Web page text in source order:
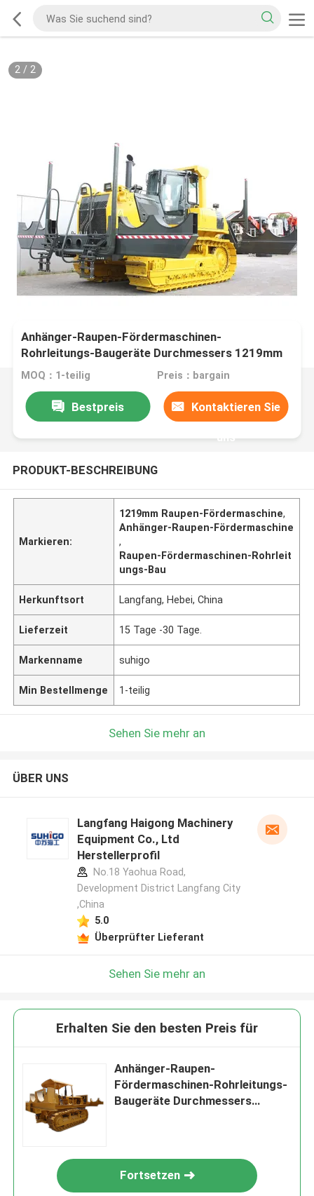
2/ 2
Anhänger-Raupen-Fördermaschinen-
Rohrleitungs-Baugeräte Durchmessers 1219mm
MOQ：1-teilig Preis：bargain
Bestpreis Kontaktieren Sie
uns
PRODUKT-BESCHREIBUNG
Markieren:
1219mm Raupen-Fördermaschine,
Anhänger-Raupen-Fördermaschine
,
Raupen-Fördermaschinen-Rohrleit
ungs-Bau
Herkunftsort Langfang, Hebei, China
Lieferzeit 15 Tage -30 Tage.
Markenname suhigo
Min Bestellmenge 1-teilig
Sehen Sie mehr an
ÜBER UNS
Langfang Haigong Machinery
Equipment Co., Ltd
Herstellerprofil
No.18 Yaohua Road,
Development District Langfang City
,China
5.0
Überprüfter Lieferant
Sehen Sie mehr an
Erhalten Sie den besten Preis für
Anhänger-Raupen-
Fördermaschinen-Rohrleitungs-
Baugeräte Durchmessers
Fortsetzen